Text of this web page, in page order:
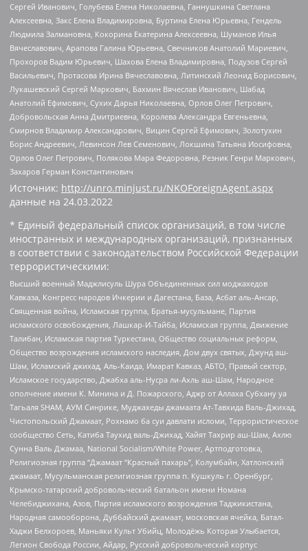
Сергей Иванович, Голубева Елена Николаевна, Ганнушкина Светлана
Алексеевна, Закс Елена Владимировна, Буртина Елена Юрьевна, Гендель
Людмила Залмановна, Кокорина Екатерина Алексеевна, Шуманов Илья
Вячеславович, Арапова Галина Юрьевна, Свечников Анатолий Мариевич,
Прохоров Вадим Юрьевич, Шахова Елена Владимировна, Подузов Сергей
Васильевич, Протасова Ирина Вячеславовна, Литинский Леонид Борисович,
Лукашевский Сергей Маркович, Бахмин Вячеслав Иванович, Шабад
Анатолий Ефимович, Сухих Дарья Николаевна, Орлов Олег Петрович,
Добровольская Анна Дмитриевна, Королева Александра Евгеньевна,
Смирнов Владимир Александрович, Вицин Сергей Ефимович, Золотухин
Борис Андреевич, Левинсон Лев Семенович, Локшина Татьяна Иосифовна,
Орлов Олег Петрович, Полякова Мара Федоровна, Резник Генри Маркович,
Захаров Герман Константинович
Источник: http://unro.minjust.ru/NKOForeignAgent.aspx
данные на 24.03.2022
* Единый федеральный список организаций, в том числе
иностранных и международных организаций, признанных
в соответствии с законодательством Российской Федерации
террористическими:
Высший военный Маджлисуль Шура Объединенных сил моджахедов
Кавказа, Конгресс народов Ичкерии и Дагестана, База, Асбат аль-Ансар,
Священная война, Исламская группа, Братья-мусульмане, Партия
исламского освобождения, Лашкар-И-Тайба, Исламская группа, Движение
Талибан, Исламская партия Туркестана, Общество социальных реформ,
Общество возрождения исламского наследия, Дом двух святых, Джунд аш-
Шам, Исламский джихад, Аль-Каида, Имарат Кавказ, АБТО, Правый сектор,
Исламское государство, Джабха аль-Нусра ли-Ахль аш-Шам, Народное
ополчение имени К. Минина и Д. Пожарского, Аджр от Аллаха Субхану уа
Тагьаля SHAM, АУМ Синрике, Муджахеды джамаата Ат-Тавхида Валь-Джихад,
Чистопольский Джамаат, Рохнамо ба суи давлати исломи, Террористическое
сообщество Сеть, Катиба Таухид валь-Джихад, Хайят Тахрир аш-Шам, Ахлю
Сунна Валь Джамаа, National Socialism/White Power, Артподготовка,
Религиозная группа “Джамаат “Красный пахарь”, Колумбайн, Хатлонский
джамаат, Мусульманская религиозная группа п. Кушкуль г. Оренбург,
Крымско-татарский добровольческий батальон имени Номана
Челебиджихана, Азов, Партия исламского возрождения Таджикистана,
Народная самооборона, Дуббайский джамаат, московская ячейка, Батал-
Хаджи Белхороев, Маньяки Культ Убийц, Молодёжь Которая Улыбается,
Легион Свобода России, Айдар, Русский добровольческий корпус